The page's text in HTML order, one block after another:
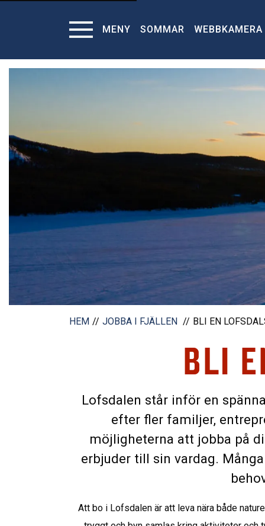
MENY SOMMAR WEBBKAMERA
HEM JOBBA I FJÄLLEN BLI EN
BLI
Lofsdalen står inför en
efter fler familjer,
möjligheterna att jobba på
erbjuder till sin vardag.
Att bo i Lofsdalen är att leva nära både